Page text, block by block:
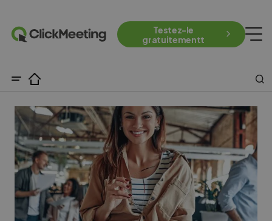
Testez-le
gratuitementt